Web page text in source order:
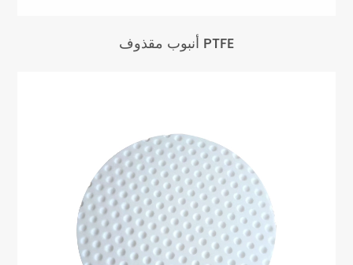
أنبوب مقذوف PTFE